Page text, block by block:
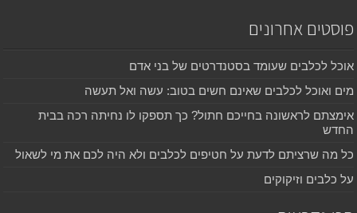
פוסטים אחרונים
אוכל לכלבים שעומד בסטנדרטים של בני אדם
מים ואוכל לכלבים שאינם חשים בטוב: עשה ואל תעשה
אימצתם לראשונה בחייכם חתול? כך תספקו לו נחיתה רכה בבית
החדש
כל מה שרציתם לדעת על חטיפים לכלבים ולא היה לכם את מי לשאול
על כלבים וזיקוקים